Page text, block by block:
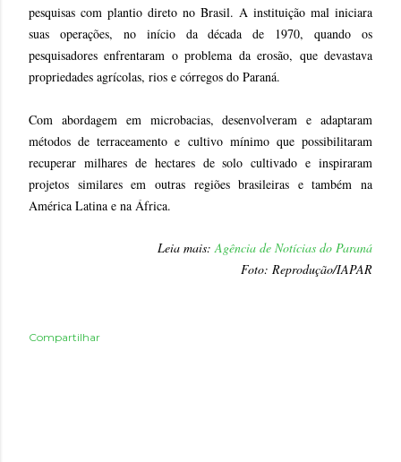
pesquisas com plantio direto no Brasil. A instituição mal iniciara
suas operações, no início da década de 1970, quando os
pesquisadores enfrentaram o problema da erosão, que devastava
propriedades agrícolas, rios e córregos do Paraná.
Com abordagem em microbacias, desenvolveram e adaptaram
métodos de terraceamento e cultivo mínimo que possibilitaram
recuperar milhares de hectares de solo cultivado e inspiraram
projetos similares em outras regiões brasileiras e também na
América Latina e na África.
Leia mais:Agência de Notícias do Paraná
Foto: Reprodução/IAPAR
Compartilhar